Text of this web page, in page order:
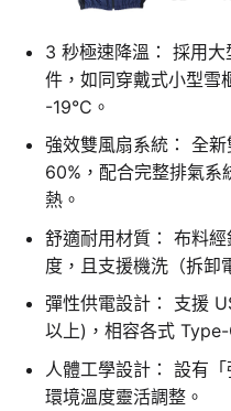
3 秒極速降溫： 採用
件，如同穿戴式小型雪
-19°C。
強效雙風扇系統： 全
60%，配合完整排氣系
熱。
舒適耐用材質： 布料
度，且支援機洗（拆卸
彈性供電設計： 支援
以上)，相容各式 Type-
人體工學設計： 設有
環境溫度靈活調整。